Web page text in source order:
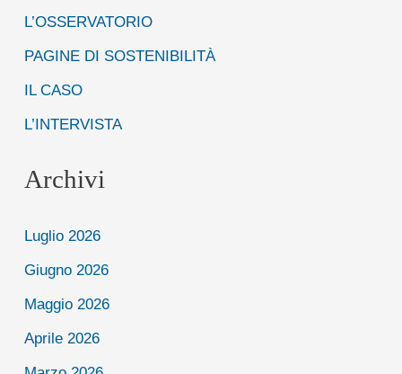
:L’OSSERVATORIO
PAGINE DI SOSTENIBILITÀ
IL CASO
L’INTERVISTA
Archivi
Luglio 2026
Giugno 2026
Maggio 2026
Aprile 2026